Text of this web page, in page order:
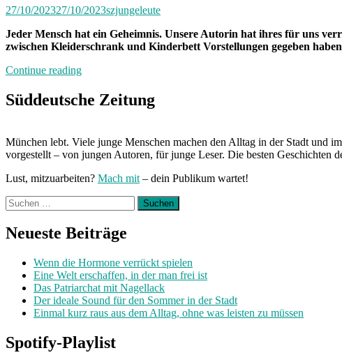
27/10/202327/10/2023szjungeleute
Jeder Mensch hat ein Geheimnis. Unsere Autorin hat ihres für uns
zwischen Kleiderschrank und Kinderbett Vorstellungen gegeben
Continue reading„Von
bis
Freitag
Veronika“
Süddeutsche Zeitung
München lebt. Viele junge Menschen machen den Alltag in der Stadt und
vorgestellt – von jungen Autoren, für junge Leser. Die besten Geschichten
Lust, mitzuarbeiten? Mach mit – dein Publikum wartet!
Suchen
nach:
Neueste Beiträge
Wenn die Hormone verrückt spielen
Eine Welt erschaffen, in der man frei ist
Das Patriarchat mit Nagellack
Der ideale Sound für den Sommer in der Stadt
Einmal kurz raus aus dem Alltag, ohne was leisten zu müssen
Spotify-Playlist